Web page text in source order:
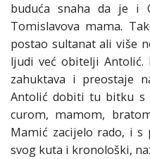
buduća snaha da je i
Tomislavova mama.
postao sultanat ali više
ljudi već obitelji
zahuktava i preostaje
Antolić dobiti tu bitku s
curom, mamom,
Mamić zacijelo rado, i s
svog kuta i kronološki,